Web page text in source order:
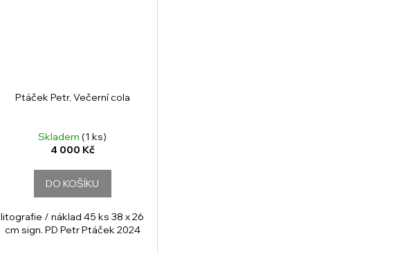
Ptáček Petr, Večerní cola
Skladem(1 ks)
4 000 Kč
DO KOŠÍKU
litografie / náklad 45 ks 38 x 26
cm sign. PD Petr Ptáček 2024